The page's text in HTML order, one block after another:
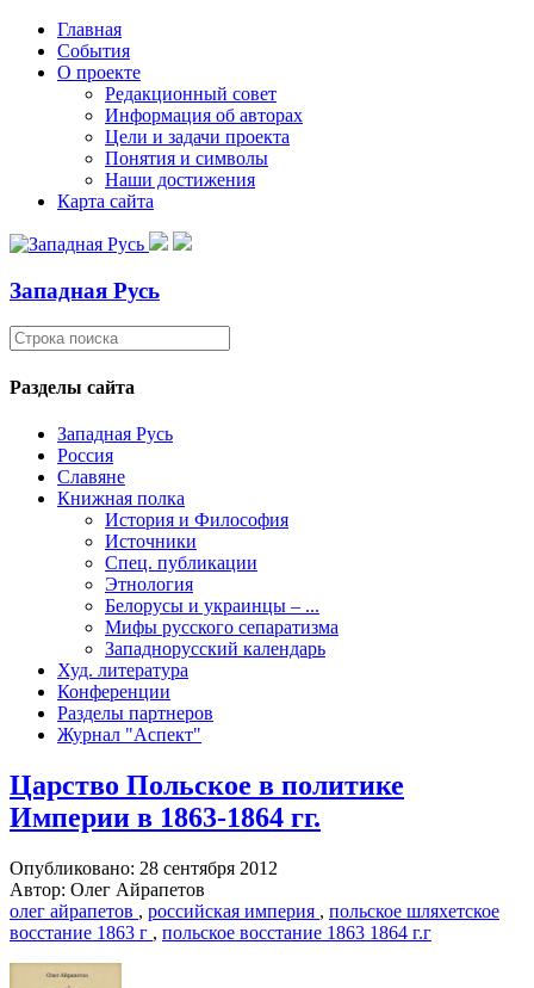
Главная
События
О проекте
Редакционный совет
Информация об авторах
Цели и задачи проекта
Понятия и символы
Наши достижения
Карта сайта
Западная Русь
Разделы сайта
Западная Русь
Россия
Славяне
Книжная полка
История и Философия
Источники
Спец. публикации
Этнология
Белорусы и украинцы – ...
Мифы русского сепаратизма
Западнорусский календарь
Худ. литература
Конференции
Разделы партнеров
Журнал "Аспект"
Царство Польское в политике
Империи в 1863-1864 гг.
Опубликовано: 28 сентября 2012
Автор: Олег Айрапетов
олег айрапетов , российская империя , польское шляхетское
восстание 1863 г , польское восстание 1863 1864 г.г